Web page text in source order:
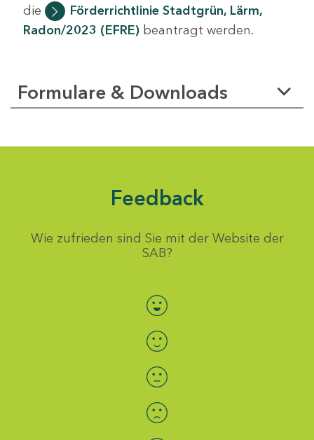
die
Förderrichtlinie Stadtgrün, Lärm,
Radon/2023 (EFRE) beantragt werden.
Formulare & Downloads
Feedback
Wie zufrieden sind Sie mit der Website der
SAB?
Bewertung auswählen